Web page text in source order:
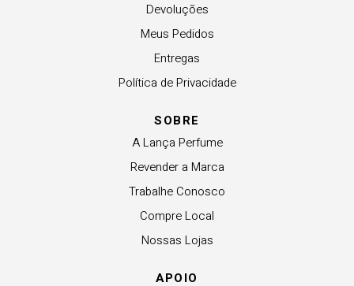
Devoluções
Meus Pedidos
Entregas
Política de Privacidade
SOBRE
A Lança Perfume
Revender a Marca
Trabalhe Conosco
Compre Local
Nossas Lojas
APOIO